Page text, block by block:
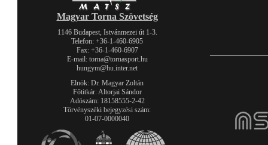
Magyar Torna Szövetség
1146 Budapest, Istvánmezei út 1-3.
Telefon: +36-1-460-6905
Fax: +36-1-460-6907
E-mail: torna@tornasport.hu
hungym@hu.inter.net
Elnök: Dr. Magyar Zoltán
Főtitkár: Altorjai Sándor
Adószám: 18158555-2-42
Törvényszéki bejegyzési szám:
01-07-0000040